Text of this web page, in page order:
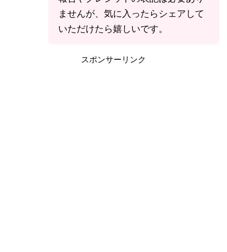
ませんが、気に入ったらシェアして
いただけたら嬉しいです。
スポンサーリンク